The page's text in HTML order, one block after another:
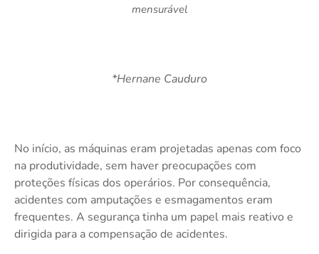
mensurável
*Hernane Cauduro
No início, as máquinas eram projetadas apenas com foco
na produtividade, sem haver preocupações com
proteções físicas dos operários. Por consequência,
acidentes com amputações e esmagamentos eram
frequentes. A segurança tinha um papel mais reativo e
dirigida para a compensação de acidentes.